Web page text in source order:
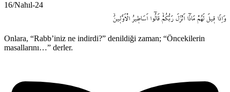
16/Nahıl-24
وَاِذَا ق۪يلَ لَهُمْ مَاذَٓا اَنْزَلَ رَبُّكُمْۙ قَالُٓوا اَسَاط۪يرُ الْاَوَّل۪ينَۙ
Onlara, “Rabb’iniz ne indirdi?” denildiği zaman; “Öncekilerin
masallarını…” derler.